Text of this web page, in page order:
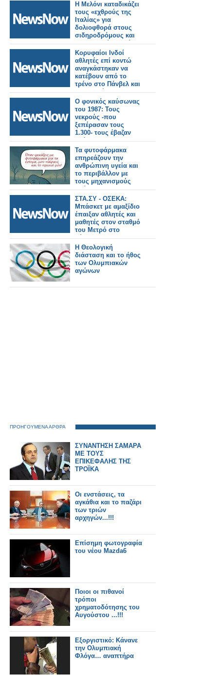
Η Μελόνι καταδικάζει
τους «εχθρούς της
Ιταλίας» για
δολιοφθορά στους
σιδηροδρόμους και
διαμαρτυρίες κατά
των Ολυμπιακών
Αγώνων
Κορυφαίοι Ινδοί
αθλητές επί κοντώ
αναγκάστηκαν να
κατέβουν από το
τρένο στο Πάνβελ και
να πληρώσουν
πρόστιμο επειδή
μετέφεραν εξοπλισμό
Ο φονικός καύσωνας
του 1987: Τους
νεκρούς -που
ξεπέρασαν τους
1.300- τους έβαζαν
ακόμα και σε
βαγόνια–ψυγεία του
ΟΣΕ!
Τα φυτοφάρμακα
επηρεάζουν την
ανθρώπινη υγεία και
το περιβάλλον με
τους μηχανισμούς
δράσης τους και
αποτελούν κίνδυνο
για τους επικονιαστές
ΣΤΑ.ΣΥ - ΟΣΕΚΑ:
Μπάσκετ με αμαξίδιο
έπαιξαν αθλητές και
μαθητές στον σταθμό
του Μετρό στο
Σύνταγμα
Η Θεολογική
διάσταση και το ήθος
των Ολυμπιακών
αγώνων
ΠΡΟΗΓΟΥΜΕΝΑ ΑΡΘΡΑ
ΣΥΝΑΝΤΗΣΗ ΣΑΜΑΡΑ
ΜΕ ΤΟΥΣ
ΕΠΙΚΕΦΑΛΗΣ ΤΗΣ
ΤΡΟΪΚΑ
Οι ενστάσεις, τα
αγκάθια και το παζάρι
των τριών
αρχηγών...!!!
Επίσημη φωτογραφία
του νέου Mazda6
Ποιοι οι πιθανοί
τρόποι
χρηματοδότησης του
Αυγούστου ...!!!
Εξοργιστικό: Κάνανε
την Ολυμπιακή
Φλόγα… αναπτήρα